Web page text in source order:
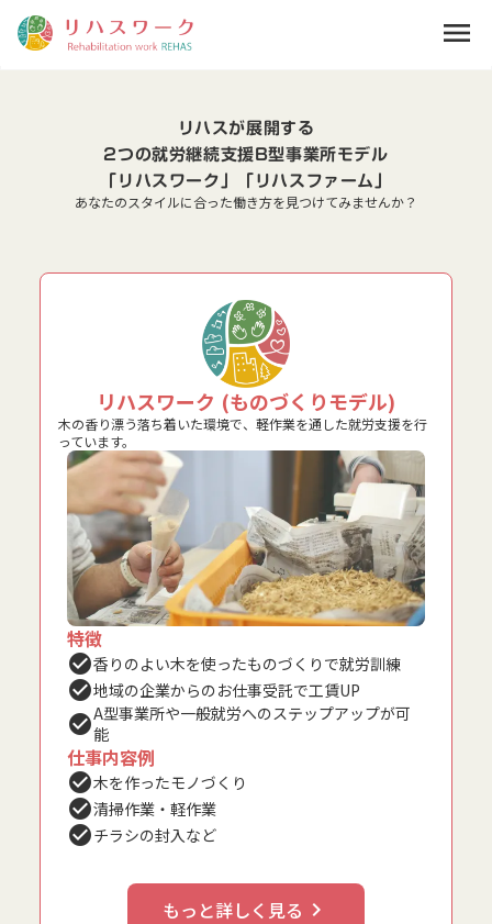
menu
リハスが展開する
2つの就労継続支援B型事業所モデル
「リハスワーク」「リハスファーム」
あなたのスタイルに合った働き方を見つけてみませんか？
リハスワーク (ものづくりモデル)
木の香り漂う落ち着いた環境で、軽作業を通した就労支援を行
っています。
特徴
check_circle香りのよい木を使ったものづくりで就労訓練
check_circle地域の企業からのお仕事受託で工賃UP
check_circleA型事業所や一般就労へのステップアップが可
能
仕事内容例
check_circle木を作ったモノづくり
check_circle清掃作業・軽作業
check_circleチラシの封入など
もっと詳しく見る keyboard_arrow_right